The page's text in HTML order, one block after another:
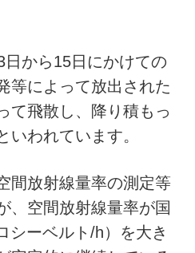
から15日にかけての
等によって放出された
て飛散し、降り積もっ
いわれています。
間放射線量率の測定等
、空間放射線量率が国
シーベルト/h）を大き